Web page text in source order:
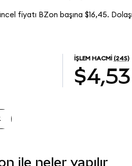
fiyatı BZon başına $16,45.
İŞLEM HACMI (24S)
$4,53
ile neler yapılır